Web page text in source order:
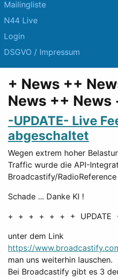
Mailingliste
N44 Live
Login
DSGVO / Impressum
+ News ++
News ++ News
-UPDATE- Live
abgeschaltet
Wegen extrem hoher
Traffic wurde die API-
Broadcastify/
Schade ... Danke KI !
+ + + + + + +
unter dem Link
https://
man uns weiterhin lauschen.
Bei Broadcastify gibt es 3